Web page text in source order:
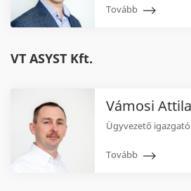
Tovább
VT ASYST Kft.
Vámosi Attila
Ügyvezető igazgató
Tovább